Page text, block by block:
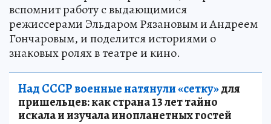
вспомнит работу с выдающимися
режиссерами Эльдаром Рязановым и Андреем
Гончаровым, и поделится историями о
знаковых ролях в театре и кино.
Над СССР военные натянули «сетку»для
пришельцев: как страна 13 лет тайно
искала и изучала инопланетных гостей